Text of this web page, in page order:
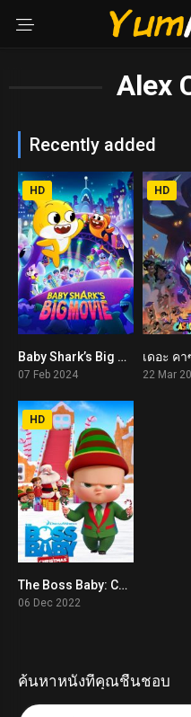
Alex
Recently added
4
HD
Baby Shark’s Big Movie (2024)
07 Feb 2024
HD
22 Mar
5.3
HD
The Boss Baby: Christmas Bonus (2022)
06 Dec 2022
ค้นหาหนังที่คุณชื่นชอบ